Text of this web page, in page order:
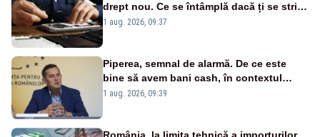
drept nou. Ce se întâmplă dacă ți se strică
un produs
1 aug. 2026, 09:37
Piperea, semnal de alarmă. De ce este
bine să avem bani cash, în contextul
alertei energetice?
1 aug. 2026, 09:39
România, la limita tehnică a importurilor